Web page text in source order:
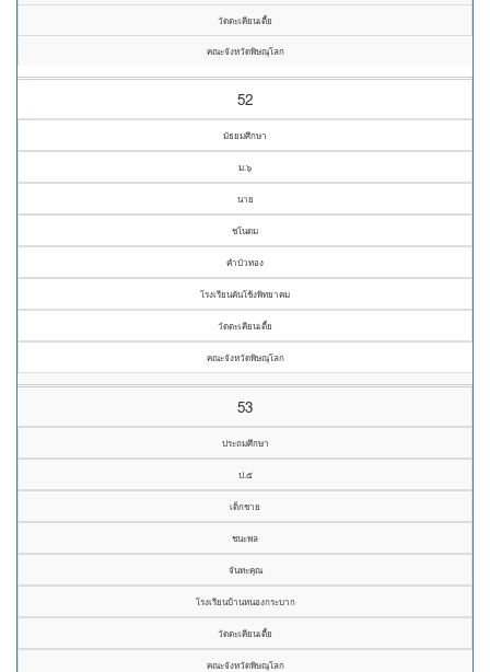
วัดตะเคียนเตี้ย
คณะจังหวัดพิษณุโลก
52
มัธยมศึกษา
ม.๖
นาย
ชโนดม
คำบัวทอง
โรงเรียนคันโช้งพิทยาคม
วัดตะเคียนเตี้ย
คณะจังหวัดพิษณุโลก
53
ประถมศึกษา
ป.๕
เด็กชาย
ชนะพล
จันทะคุณ
โรงเรียนบ้านหนองกระบาก
วัดตะเคียนเตี้ย
คณะจังหวัดพิษณุโลก